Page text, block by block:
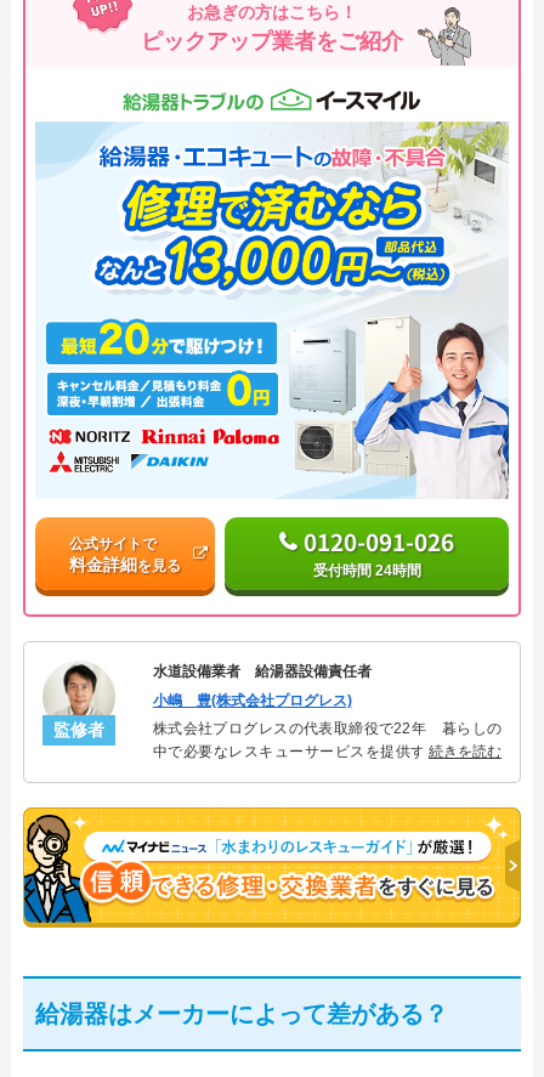
お急ぎの方はこちら！
ピックアップ業者をご紹介
公式サイトで
料金詳細を見る
0120-091-026
受付時間 24時間
監修者
水道設備業者 給湯器設備責任者
小嶋 豊(株式会社プログレス)
株式会社プログレスの代表取締役で22年 暮らしの
中で必要なレスキューサービスを提供する株式会社
決。多くのお客様に信頼される「給湯器」のスペシ
ャリスト。
続きを読む
給湯器はメーカーによって差がある？